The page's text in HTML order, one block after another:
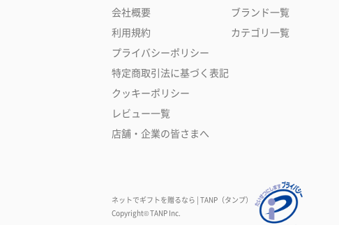
会社概要
利用規約
プライバシーポリシー
特定商取引法に基づく表記
クッキーポリシー
レビュー一覧
店舗・企業の皆さまへ
ブランド一覧
カテゴリ一覧
ネットでギフトを贈るなら | TANP（タンプ）
Copyright© TANP Inc.